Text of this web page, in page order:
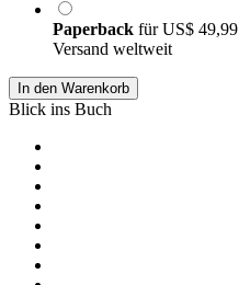
Paperback fürUS$ 49,99
Versand weltweit
In den Warenkorb
Blick ins Buch